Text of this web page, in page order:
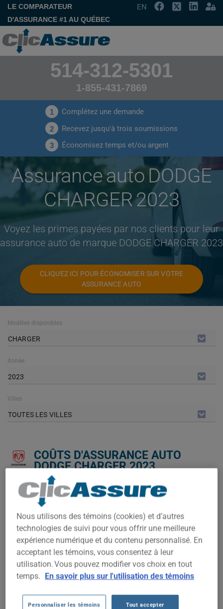
LE COMPARATEUR
D'ASSURANCE #1 AU QUÉBEC
EN
514-312-5301
1-855-431-7869
1 Complétez une demande
2 Recevez jusqu'à trois soumissions
3 Économisez temps et/ou argent
Assurance auto DODGE
CHARGER 2023
Voyez les primes payées par nos clients pour leur
assurance auto de marque DODGE CHARGER 2023
CLIQUEZ ICI POUR ÉCONOMISER SUR VOTRE
ASSURANCE AUTO
Modèles disponibles
CHARGER
Année
2023
Villes
TOUTES LES VILLES
COÛTS D'ASSURANCE AUTO
DODGE CHARGER 2023.
Nous n'avons pas encore suffisamment de données
d'assurance auto pour ce véhicule.
Essayez un autre modèle ou une autre année, ou
commencez une soumission pour un prix personnalisé.
Pour trouver la meilleur assurance pour votre véhicule DODGE
CHARGER 2023, il est plus important que jamais de comparer
les options disponibles.
Nous utilisons des témoins (cookies) et d’autres
technologies de suivi pour vous offrir une meilleure
expérience numérique et du contenu personnalisé. En
acceptant les témoins, vous consentez à leur
utilisation. Vous pouvez modifier vos choix en tout
temps. En savoir plus sur l'utilisation des témoins
Personnaliser les témoins Tout accepter